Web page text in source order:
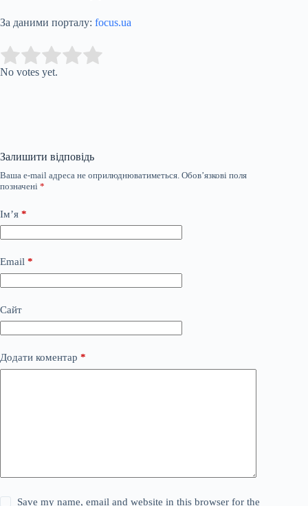
За даними порталу: focus.ua
Rate this item:
No votes yet.
Залишити відповідь
Ваша e-mail адреса не оприлюднюватиметься. Обов’язкові поля
позначені *
Ім’я *
Email *
Сайт
Додати коментар *
Save my name, email and website in this browser for the